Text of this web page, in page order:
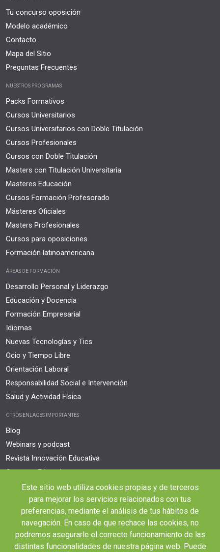
Tu concurso oposición
Modelo académico
Contacto
Mapa del Sitio
Preguntas Frecuentes
NUESTROS PROGRAMAS
Packs Formativos
Cursos Universitarios
Cursos Universitarios con Doble Titulación
Cursos Profesionales
Cursos con Doble Titulación
Masters con Titulación Universitaria
Masteres Educación
Cursos Formación Profesorado
Másteres Oficiales
Masters Profesionales
Cursos para oposiciones
Formación latinoamericana
ÁREAS DE FORMACIÓN
Desarrollo Personal y Liderazgo
Educación y Docencia
Formación Empresarial
Idiomas
Nuevas Tecnologías y Tics
Ocio y Tiempo Libre
Orientación Laboral
Responsabilidad Social e Intervención
Salud y Actividad Física
OTROS ENLACES IMPORTANTES
Blog
Webinars y podcast
Revista Innovación Educativa
Contexto Educativo
Desistir contrato aquí
Tienes 14 días desde tu matriculación para cancelar sin coste y recibir el
reembolso completo.
Este sitio web utiliza cookies propias y de terceros
para mejorar los servicios relacionados con tus
preferencias, mediante el análisis de tus hábitos de
navegación. En caso de que rechace las cookies, no
podremos asegurarle el correcto funcionamiento de las
distintas funcionalidades de nuestra página web. Puede